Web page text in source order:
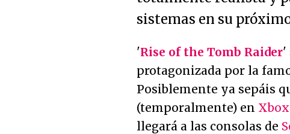
sistemas en su
'Rise of the Tomb Raider'
protagonizada por la
Posiblemente ya sepáis
(temporalmente) en
llegará a las consolas de